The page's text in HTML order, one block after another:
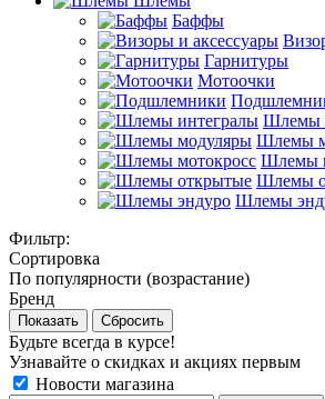
Баффы
Гарнитуры
Мотоочки
Шлемы
Шлемы
Шлемы
Шлемы
Шлемы
Фильтр:
Сортировка
По популярности (возрастание)
Бренд
Показать Сбросить
Будьте всегда в курсе!
Узнавайте о скидках и акциях первым
Новости магазина